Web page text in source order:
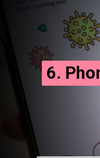
6.
6.